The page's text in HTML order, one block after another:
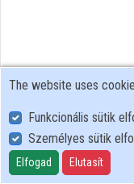
User Policy
Adatkezelési tájékoztató (en)
Cookie Policy
The website uses
Funkcionális sütik
Személyes sütik
Elfogad Elutasít